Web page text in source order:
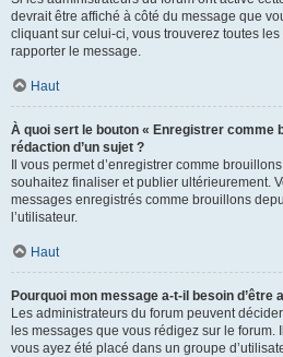
devrait être affiché à côté du message que
cliquant sur celui-ci, vous trouverez toutes
rapporter le message.
Haut
À quoi sert le bouton « Enregistrer comme
rédaction d’un sujet ?
Il vous permet d’enregistrer comme
souhaitez finaliser et publier ultérieurement.
messages enregistrés comme brouillons
l’utilisateur.
Haut
Pourquoi mon message a-t-il besoin d’être
Les administrateurs du forum peuvent
les messages que vous rédigez sur le forum.
vous ayez été placé dans un groupe